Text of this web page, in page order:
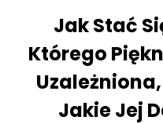
Jak Stać
Którego
Jakie Jej